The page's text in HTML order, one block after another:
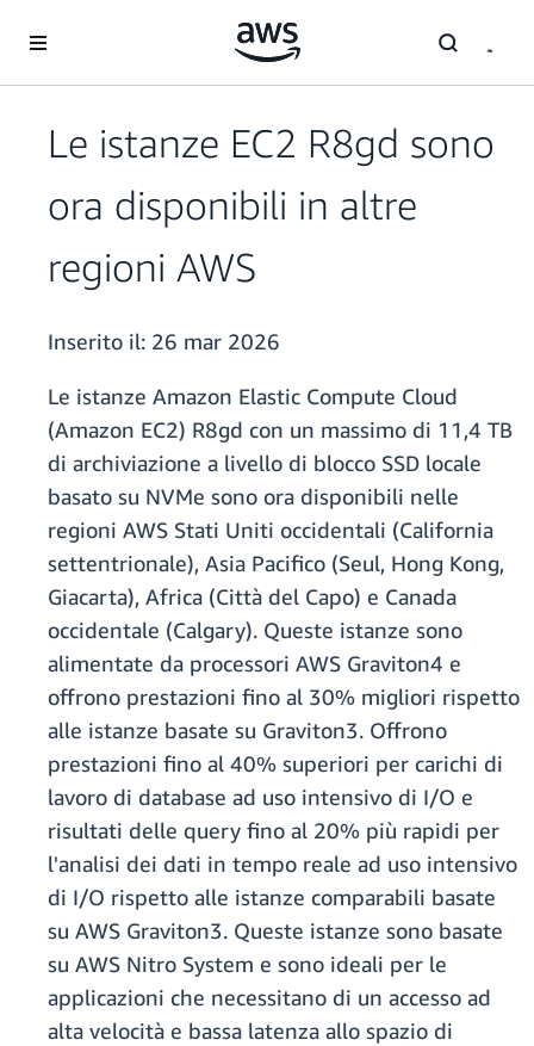
Le istanze EC2 R8gd sono
ora disponibili in altre
regioni AWS
Inserito il: 26 mar 2026
Le istanze Amazon Elastic Compute Cloud
(Amazon EC2) R8gd con un massimo di 11,4 TB
di archiviazione a livello di blocco SSD locale
basato su NVMe sono ora disponibili nelle
regioni AWS Stati Uniti occidentali (California
settentrionale), Asia Pacifico (Seul, Hong Kong,
Giacarta), Africa (Città del Capo) e Canada
occidentale (Calgary). Queste istanze sono
alimentate da processori AWS Graviton4 e
offrono prestazioni fino al 30% migliori rispetto
alle istanze basate su Graviton3. Offrono
prestazioni fino al 40% superiori per carichi di
lavoro di database ad uso intensivo di I/O e
risultati delle query fino al 20% più rapidi per
l'analisi dei dati in tempo reale ad uso intensivo
di I/O rispetto alle istanze comparabili basate
su AWS Graviton3. Queste istanze sono basate
su AWS Nitro System e sono ideali per le
applicazioni che necessitano di un accesso ad
alta velocità e bassa latenza allo spazio di